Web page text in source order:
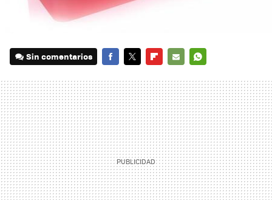
Sin comentarios
MAIL